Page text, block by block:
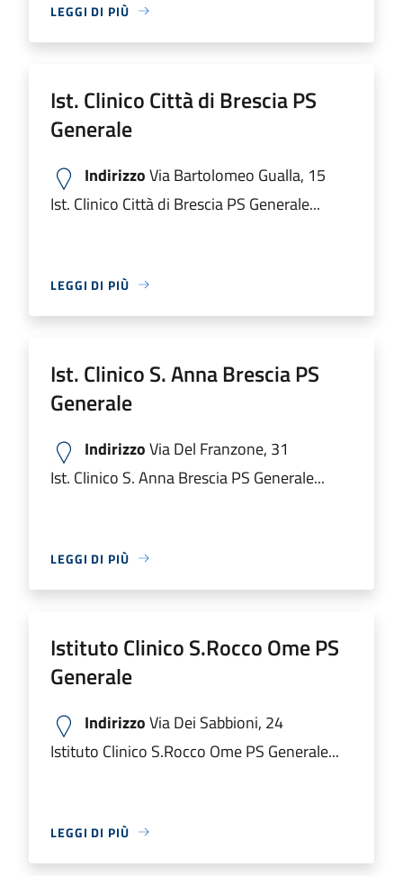
LEGGI DI PIÙ
Ist. Clinico Città di Brescia PS
Generale
IndirizzoVia Bartolomeo Gualla, 15
Ist. Clinico Città di Brescia PS Generale...
LEGGI DI PIÙ
Ist. Clinico S. Anna Brescia PS
Generale
IndirizzoVia Del Franzone, 31
Ist. Clinico S. Anna Brescia PS Generale...
LEGGI DI PIÙ
Istituto Clinico S.Rocco Ome PS
Generale
IndirizzoVia Dei Sabbioni, 24
Istituto Clinico S.Rocco Ome PS Generale...
LEGGI DI PIÙ